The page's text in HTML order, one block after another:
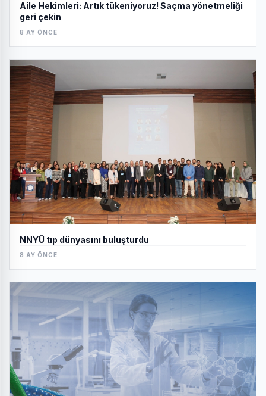
Aile Hekimleri: Artık tükeniyoruz! Saçma yönetmeliği
geri çekin
8 AY ÖNCE
NNYÜ tıp dünyasını buluşturdu
8 AY ÖNCE